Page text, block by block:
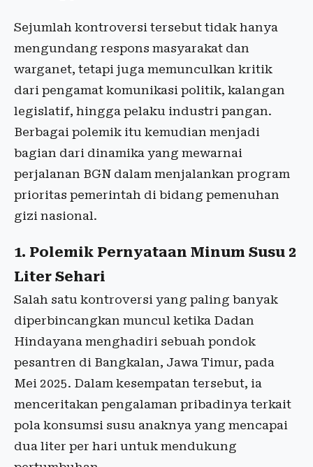
Sejumlah kontroversi tersebut tidak hanya
mengundang respons masyarakat dan
warganet, tetapi juga memunculkan kritik
dari pengamat komunikasi politik, kalangan
legislatif, hingga pelaku industri pangan.
Berbagai polemik itu kemudian menjadi
bagian dari dinamika yang mewarnai
perjalanan BGN dalam menjalankan program
prioritas pemerintah di bidang pemenuhan
gizi nasional.
1. Polemik Pernyataan Minum Susu 2
Liter Sehari
Salah satu kontroversi yang paling banyak
diperbincangkan muncul ketika Dadan
Hindayana menghadiri sebuah pondok
pesantren di Bangkalan, Jawa Timur, pada
Mei 2025. Dalam kesempatan tersebut, ia
menceritakan pengalaman pribadinya terkait
pola konsumsi susu anaknya yang mencapai
dua liter per hari untuk mendukung